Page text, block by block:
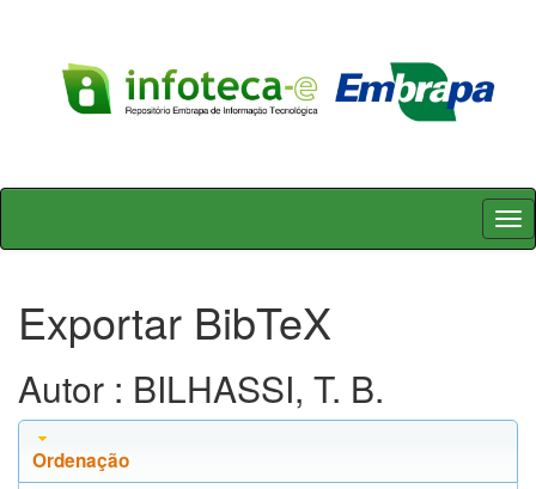
Skip
Exportar BibTeX
Autor : BILHASSI, T. B.
Ordenação